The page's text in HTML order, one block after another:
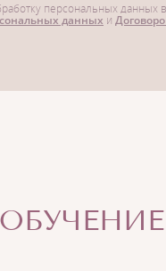
персональных данных в
данных и
ОБУЧЕНИЕ